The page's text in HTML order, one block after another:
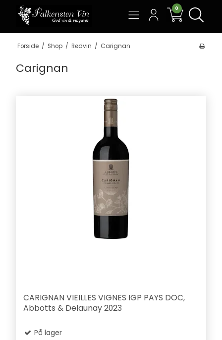
0
Forside / Shop / Rødvin / Carignan
Carignan
CARIGNAN VIEILLES VIGNES IGP PAYS DOC,
Abbotts & Delaunay 2023
På lager